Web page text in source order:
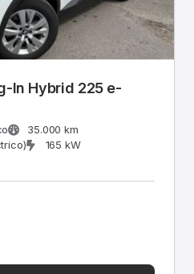
In Hybrid 225 e-
35.000 km
165 kW